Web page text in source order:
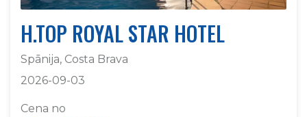
H.TOP ROYAL STAR HOTEL
Spānija, Costa Brava
2026-09-03
Cena no